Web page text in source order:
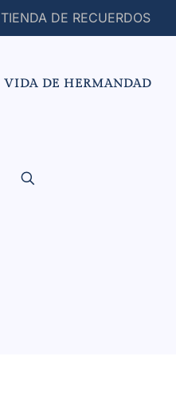
TIENDA DE RECUERDOS
VIDA DE HERMANDAD